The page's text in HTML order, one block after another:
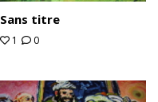
Sans titre
1 0